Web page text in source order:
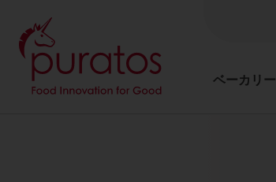
ベーカリー